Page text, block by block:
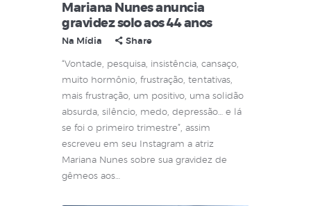
Mariana Nunes anuncia
gravidez solo aos 44 anos
Na Mídia Share
“Vontade, pesquisa, insistência, cansaço,
muito hormônio, frustração, tentativas,
mais frustração, um positivo, uma solidão
absurda, silêncio, medo, depressão… e lá
se foi o primeiro trimestre”, assim
escreveu em seu Instagram a atriz
Mariana Nunes sobre sua gravidez de
gêmeos aos…